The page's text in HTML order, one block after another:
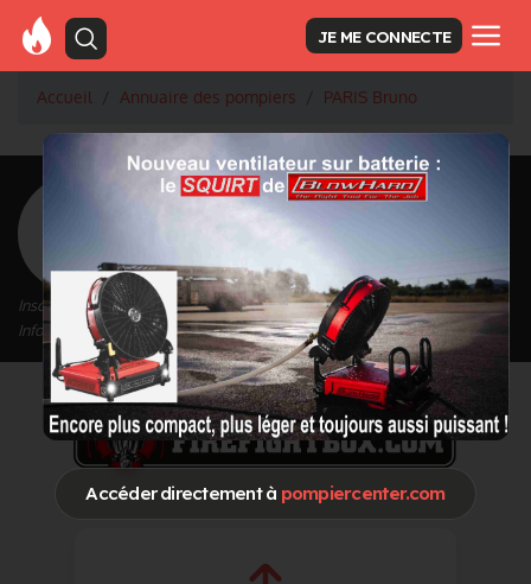
Accéder directement à pompiercenter.com
JE ME CONNECTE
Accueil Annuaire des pompiers PARIS Bruno
<Retour à la liste des pompiers
PARIS Bruno
Inscrit depuis le 13/09/2020 à 12:11
Informations mises à jour le 13/09/2020 à 12:11